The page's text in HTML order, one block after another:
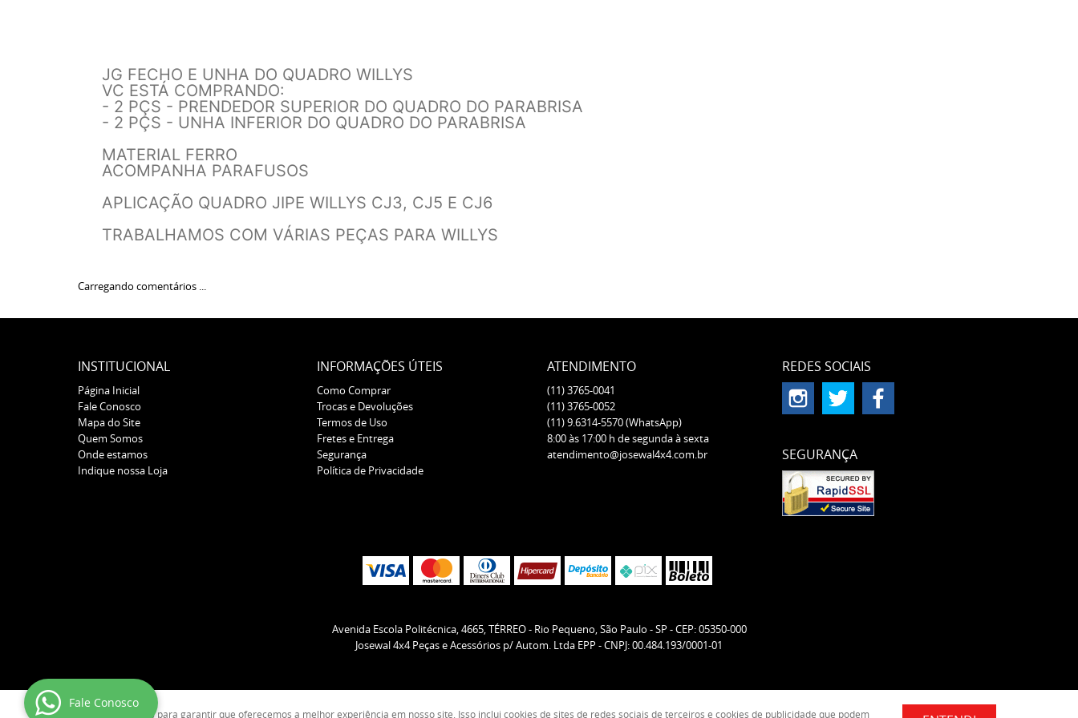
JG FECHO E UNHA DO QUADRO WILLYS
VC ESTÁ COMPRANDO:
- 2 PÇS - PRENDEDOR SUPERIOR DO QUADRO DO PARABRISA
- 2 PÇS - UNHA INFERIOR DO QUADRO DO PARABRISA
MATERIAL FERRO
ACOMPANHA PARAFUSOS
APLICAÇÃO QUADRO JIPE WILLYS CJ3, CJ5 E CJ6
TRABALHAMOS COM VÁRIAS PEÇAS PARA WILLYS
Carregando comentários ...
INSTITUCIONAL
Página Inicial
Fale Conosco
Mapa do Site
Quem Somos
Onde estamos
Indique nossa Loja
INFORMAÇÕES ÚTEIS
Como Comprar
Trocas e Devoluções
Termos de Uso
Fretes e Entrega
Segurança
Política de Privacidade
ATENDIMENTO
(11)3765-0041
(11)3765-0052
(11)9.6314-5570(WhatsApp)
8:00 às 17:00 h de segunda à sexta
atendimento@josewal4x4.com.br
REDES SOCIAIS
SEGURANÇA
Avenida Escola Politécnica, 4665, TÉRREO- Rio Pequeno, São Paulo -SP -CEP: 05350-000
Josewal 4x4 Peças e Acessórios p/ Autom. Ltda EPP - CNPJ: 00.484.193/0001-01
Usamos cookies para garantir que oferecemos a melhor experiência em nosso site. Isso inclui cookies de sites de redes sociais de terceiros e cookies de publicidade que podem
Fale Conosco